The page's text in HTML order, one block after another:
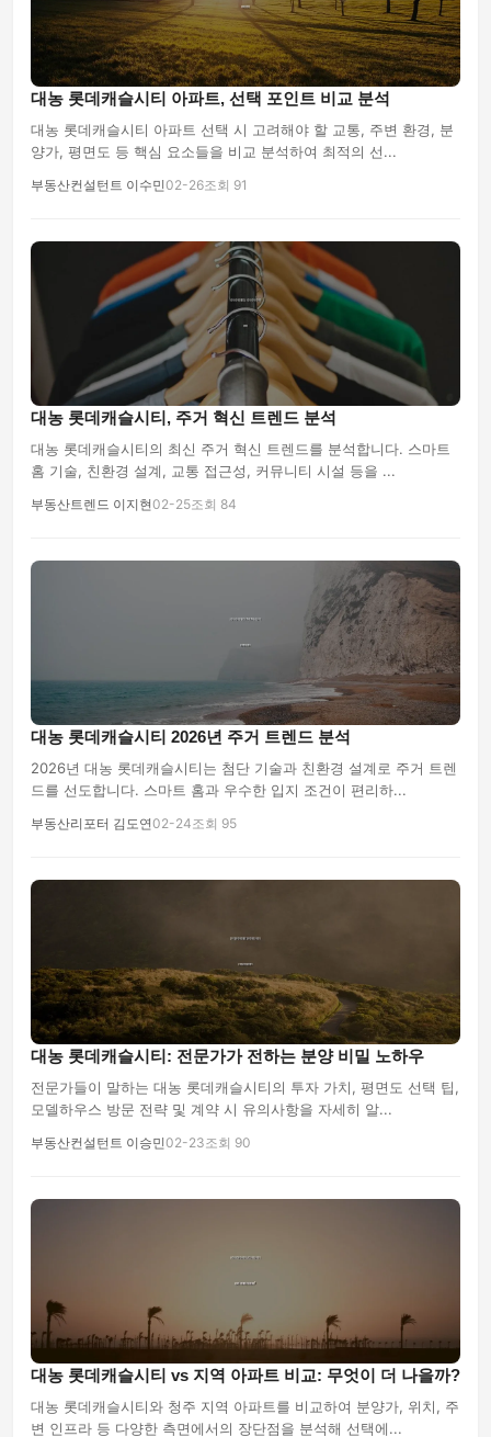
대농 롯데캐슬시티 아파트, 선택 포인트 비교 분석
대농 롯데캐슬시티 아파트 선택 시 고려해야 할 교통, 주변 환경, 분
양가, 평면도 등 핵심 요소들을 비교 분석하여 최적의 선...
부동산컨설턴트 이수민02-26조회 91
대농 롯데캐슬시티, 주거 혁신 트렌드 분석
대농 롯데캐슬시티의 최신 주거 혁신 트렌드를 분석합니다. 스마트
홈 기술, 친환경 설계, 교통 접근성, 커뮤니티 시설 등을 ...
부동산트렌드 이지현02-25조회 84
대농 롯데캐슬시티 2026년 주거 트렌드 분석
2026년 대농 롯데캐슬시티는 첨단 기술과 친환경 설계로 주거 트렌
드를 선도합니다. 스마트 홈과 우수한 입지 조건이 편리하...
부동산리포터 김도연02-24조회 95
대농 롯데캐슬시티: 전문가가 전하는 분양 비밀 노하우
전문가들이 말하는 대농 롯데캐슬시티의 투자 가치, 평면도 선택 팁,
모델하우스 방문 전략 및 계약 시 유의사항을 자세히 알...
부동산컨설턴트 이승민02-23조회 90
대농 롯데캐슬시티 vs 지역 아파트 비교: 무엇이 더 나을까?
대농 롯데캐슬시티와 청주 지역 아파트를 비교하여 분양가, 위치, 주
변 인프라 등 다양한 측면에서의 장단점을 분석해 선택에...